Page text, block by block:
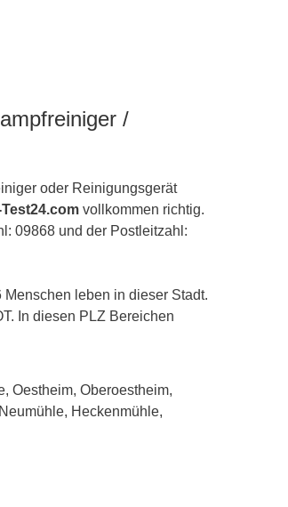
/
oder Reinigungsgerät
vollkommen richtig.
09868 und der Postleitzahl:
leben in dieser Stadt.
In diesen PLZ Bereichen